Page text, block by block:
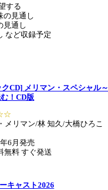
する
の見通し
見通し
など収録予定
CD] メリマン・スペシャル～
！CD版
メリマン/林 知久/大橋ひろこ
6月発売
無料 すぐ発送
キャスト2026